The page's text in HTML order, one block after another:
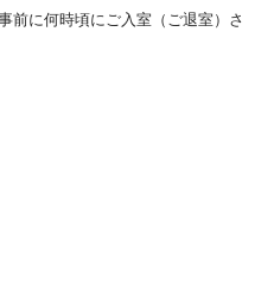
前に何時頃にご入室（ご退室）さ